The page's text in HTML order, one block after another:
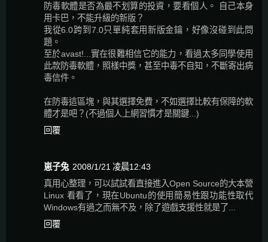
防毒軟體是否為最不划算的投資，要看個人。 自己本身
用卡巴，不能升級的新版？
我從6.0跨到7.0只單純套用新版金鑰，好像沒碰到此問
題。
至於avast!...實在很難相信它的能力，看過太多同學使用
此款防毒軟體，照樣中獎，甚至中毒不自知，不斷寄出病
毒信件。
在防毒這區塊，與其選擇免費，不如選擇比較有保障的軟
體才是吧？(不過個人上網習慣才是關鍵...)
回覆
崽子兔 2008/1/21 凌晨12:43
真用心整理，可以試試看直接進入Open Source的大本營
Linux 看看了，現在Ubuntu的使用簡易性跟功能性取代
Windows有過之而無不及，除了遊戲支援性就是了...
回覆